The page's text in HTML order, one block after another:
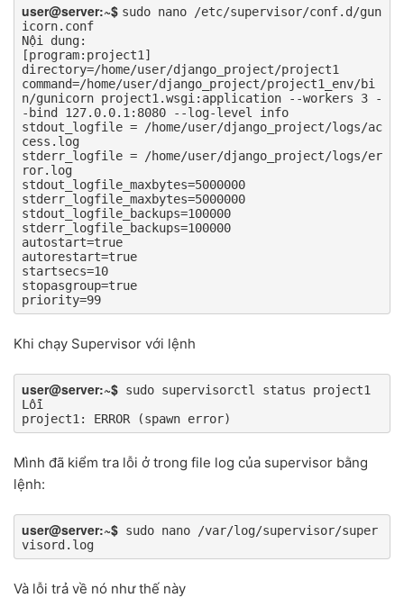
user@server:~$ sudo nano /etc/supervisor/conf.d/gun
icorn.conf
Nội dung:
[program:project1]
directory=/home/user/django_project/project1
command=/home/user/django_project/project1_env/bi
n/gunicorn project1.wsgi:application --workers 3 -
-bind 127.0.0.1:8080 --log-level info
stdout_logfile = /home/user/django_project/logs/ac
cess.log
stderr_logfile = /home/user/django_project/logs/er
ror.log
stdout_logfile_maxbytes=5000000
stderr_logfile_maxbytes=5000000
stdout_logfile_backups=100000
stderr_logfile_backups=100000
autostart=true
autorestart=true
startsecs=10
stopasgroup=true
priority=99
Khi chạy Supervisor với lệnh
user@server:~$ sudo supervisorctl status project1
Lỗi
project1: ERROR (spawn error)
Mình đã kiểm tra lỗi ở trong file log của supervisor bằng
lệnh:
user@server:~$ sudo nano /var/log/supervisor/super
visord.log
Và lỗi trả về nó như thế này